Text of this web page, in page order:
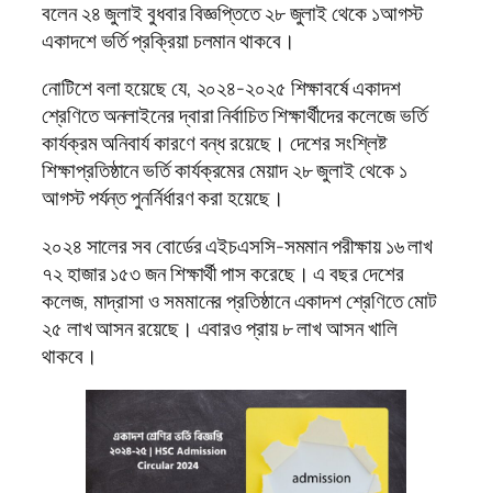
বলেন ২৪ জুলাই বুধবার বিজ্ঞপ্তিতে ২৮ জুলাই থেকে ১আগস্ট
একাদশে ভর্তি প্রক্রিয়া চলমান থাকবে।
নোটিশে বলা হয়েছে যে, ২০২৪-২০২৫ শিক্ষাবর্ষে একাদশ
শ্রেণিতে অনলাইনের দ্বারা নির্বাচিত শিক্ষার্থীদের কলেজে ভর্তি
কার্যক্রম অনিবার্য কারণে বন্ধ রয়েছে। দেশের সংশ্লিষ্ট
শিক্ষাপ্রতিষ্ঠানে ভর্তি কার্যক্রমের মেয়াদ ২৮ জুলাই থেকে ১
আগস্ট পর্যন্ত পুনর্নির্ধারণ করা হয়েছে।
২০২৪ সালের সব বোর্ডের এইচএসসি-সমমান পরীক্ষায় ১৬ লাখ
৭২ হাজার ১৫৩ জন শিক্ষার্থী পাস করেছে। এ বছর দেশের
কলেজ, মাদ্রাসা ও সমমানের প্রতিষ্ঠানে একাদশ শ্রেণিতে মোট
২৫ লাখ আসন রয়েছে। এবারও প্রায় ৮ লাখ আসন খালি
থাকবে।